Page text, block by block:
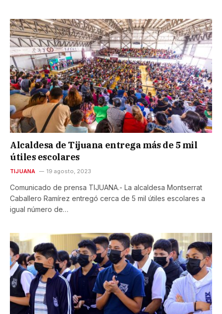
Alcaldesa de Tijuana entrega más de 5 mil
útiles escolares
TIJUANA 19 agosto, 2023
Comunicado de prensa TIJUANA.- La alcaldesa Montserrat
Caballero Ramírez entregó cerca de 5 mil útiles escolares a
igual número de…